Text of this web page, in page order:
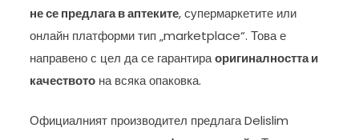
не се предлага в аптеките, супермаркетите или
онлайн платформи тип „marketplace“. Това е
направено с цел да се гарантираоригиналността и
качеството на всяка опаковка.
Официалният производител предлага Delislim